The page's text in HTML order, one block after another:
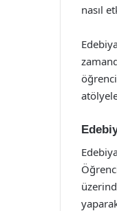
nasıl